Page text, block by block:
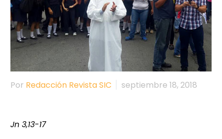
Por Redacción Revista SIC septiembre 18, 2018
Jn 3,13-17